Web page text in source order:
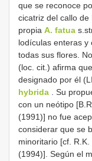
que se reconoce
cicatriz del callo
propia A. fatua
lodículas enteras y
todas sus flores.
(loc. cit.) afirma
designado por él
hybrida . Su
con un neótipo
(1991)] no fue
considerar que se
minoritario [cf.
(1994)]. Según el